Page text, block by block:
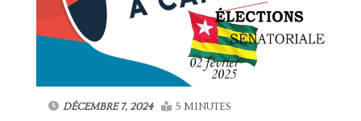
DÉCEMBRE 7, 2024 5 MINUTES